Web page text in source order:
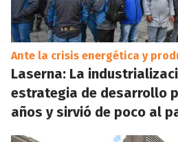
Ante la crisis energética y
Laserna: La
estrategia de desarrollo
años y sirvió de poco al